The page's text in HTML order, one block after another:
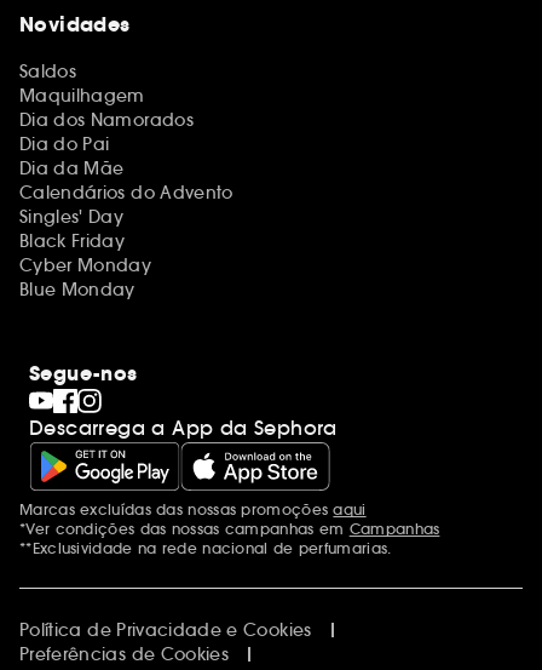
Novidades
Saldos
Maquilhagem
Dia dos Namorados
Dia do Pai
Dia da Mãe
Calendários do Advento
Singles' Day
Black Friday
Cyber Monday
Blue Monday
Segue-nos
Descarrega a App da Sephora
Menções adicionais
Marcas excluídas das nossas promoçõesaqui
*Ver condições das nossas campanhas em Campanhas
**Exclusividade na rede nacional de perfumarias.
Política de Privacidade e Cookies
Preferências de Cookies